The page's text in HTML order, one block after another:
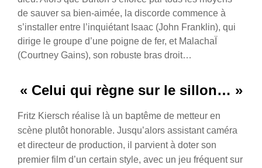
de sauver sa bien-aimée, la discorde commence à
s’installer entre l’inquiétant Isaac (John Franklin), qui
dirige le groupe d’une poigne de fer, et MalachaÏ
(Courtney Gains), son robuste bras droit…
« Celui qui règne sur le sillon… »
Fritz Kiersch réalise là un baptême de metteur en
scène plutôt honorable. Jusqu’alors assistant caméra
et directeur de production, il parvient à doter son
premier film d’un certain style, avec un jeu fréquent sur